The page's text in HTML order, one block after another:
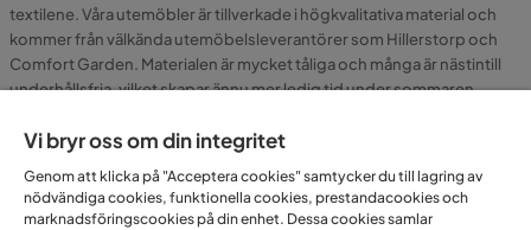
textilene. Våra utemöbler är tillverkade i högkvalitativa material och
kommer från välkända utemöbelsleverantörer som Hillerstorp och
Comfort Garden. Materialen är mycket tåliga och många är nästintill
underhållsfria, vilket skapar ännu mer ledig tid under sommaren.
din egen personliga stil i trädgården!
Vi bryr oss om din integritet
Genom att klicka på "Acceptera cookies" samtycker du till lagring av
nödvändiga cookies, funktionella cookies, prestandacookies och
marknadsföringscookies på din enhet. Dessa cookies samlar